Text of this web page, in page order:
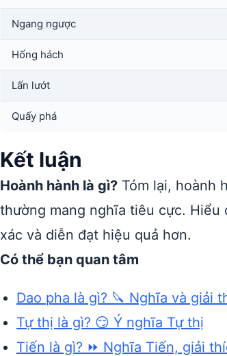
Ngang ngược
Hống hách
Lấn lướt
Quấy phá
Kết luận
Hoành hành là gì? Tóm lại, hoành
thường mang nghĩa tiêu cực. Hiểu
xác và diễn đạt hiệu quả hơn.
Có thể bạn quan tâm
Dao pha là gì? 🔪 Nghĩa và giải
Tự thị là gì? 😏 Ý nghĩa Tự thị
Tiến là gì? ⏩ Nghĩa Tiến, giải